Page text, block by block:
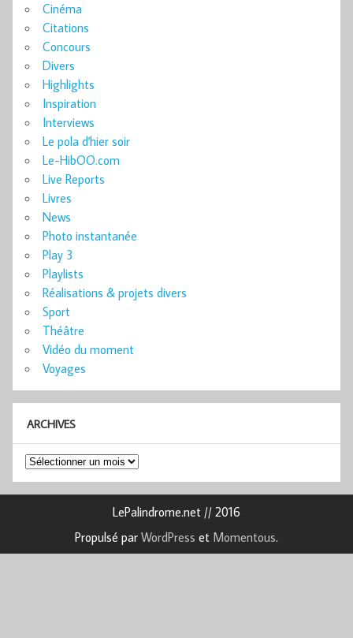
Cinéma
Citations
Concours
Divers
Highlights
Inspiration
Interviews
Le pola d'hier soir
Le-HibOO.com
Live Reports
Livres
News
Photo instantanée
Play 3
Playlists
Réalisations & projets divers
Sport
Théâtre
Vidéo du moment
Voyages
ARCHIVES
Archives
LePalindrome.net // 2016
Propulsé par WordPress et Momentous.